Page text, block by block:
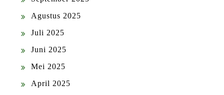
Agustus 2025
Juli 2025
Juni 2025
Mei 2025
April 2025